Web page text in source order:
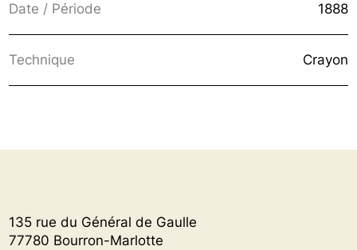
Date / Période 1888
Technique Crayon
135 rue du Général de Gaulle
77780 Bourron-Marlotte